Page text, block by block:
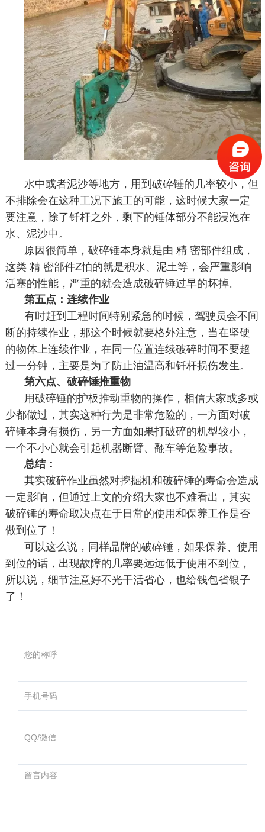
水中或者泥沙等地方，用到破碎锤的几率较小，但
不排除会在这种工况下施工的可能，这时候大家一定
要注意，除了钎杆之外，剩下的锤体部分不能浸泡在
水、泥沙中。
原因很简单，破碎锤本身就是由 精 密部件组成，
这类 精 密部件Z怕的就是积水、泥土等，会严重影响
活塞的性能，严重的就会造成破碎锤过早的坏掉。
第五点：连续作业
有时赶到工程时间特别紧急的时候，驾驶员会不间
断的持续作业，那这个时候就要格外注意，当在坚硬
的物体上连续作业，在同一位置连续破碎时间不要超
过一分钟，主要是为了防止油温高和钎杆损伤发生。
第六点、破碎锤推重物
用破碎锤的护板推动重物的操作，相信大家或多或
少都做过，其实这种行为是非常危险的，一方面对破
碎锤本身有损伤，另一方面如果打破碎的机型较小，
一个不小心就会引起机器断臂、翻车等危险事故。
总结：
其实破碎作业虽然对挖掘机和破碎锤的寿命会造成
一定影响，但通过上文的介绍大家也不难看出，其实
破碎锤的寿命取决点在于日常的使用和保养工作是否
做到位了！
可以这么说，同样品牌的破碎锤，如果保养、使用
到位的话，出现故障的几率要远远低于使用不到位，
所以说，细节注意好不光干活省心，也给钱包省银子
了！